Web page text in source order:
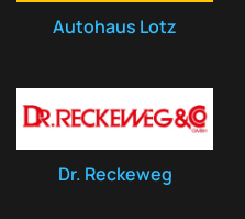
Autohaus Lotz
Dr. Reckeweg